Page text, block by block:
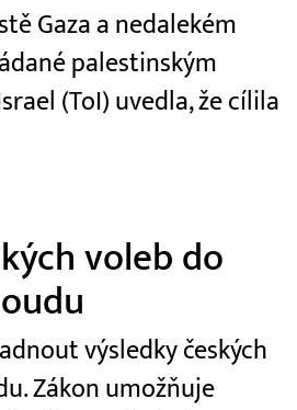
Gaza a nedalekém
palestinským
(ToI) uvedla, že cílila
voleb do
výsledky českých
Zákon umožňuje